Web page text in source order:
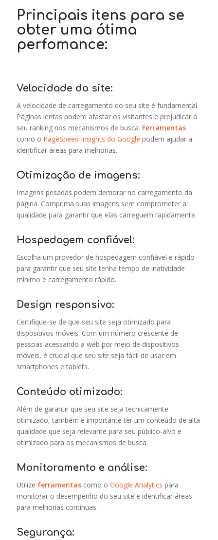
Principais itens para se
obter uma ótima
perfomance:
Velocidade do site:
A velocidade de carregamento do seu site é fundamental.
Páginas lentas podem afastar os visitantes e prejudicar o
seu ranking nos mecanismos de busca. Ferramentas
como o PageSpeed Insights do Google podem ajudar a
identificar áreas para melhorias.
Otimização de imagens:
Imagens pesadas podem demorar no carregamento da
página. Comprima suas imagens sem comprometer a
qualidade para garantir que elas carreguem rapidamente.
Hospedagem confiável:
Escolha um provedor de hospedagem confiável e rápido
para garantir que seu site tenha tempo de inatividade
mínimo e carregamento rápido.
Design responsivo:
Certifique-se de que seu site seja otimizado para
dispositivos móveis. Com um número crescente de
pessoas acessando a web por meio de dispositivos
móveis, é crucial que seu site seja fácil de usar em
smartphones e tablets.
Conteúdo otimizado:
Além de garantir que seu site seja tecnicamente
otimizado, também é importante ter um conteúdo de alta
qualidade que seja relevante para seu público-alvo e
otimizado para os mecanismos de busca.
Monitoramento e análise:
Utilize ferramentascomo o Google Analytics para
monitorar o desempenho do seu site e identificar áreas
para melhorias contínuas.
Segurança: